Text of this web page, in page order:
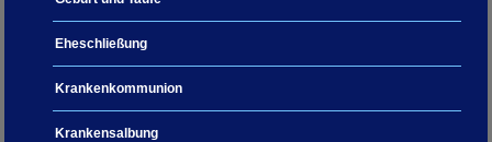
Eheschließung
Krankenkommunion
Krankensalbung